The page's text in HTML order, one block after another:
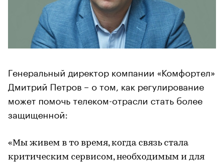
Генеральный директор компании «Комфортел»
Дмитрий Петров – о том, как регулирование
может помочь телеком-отрасли стать более
защищенной:
«Мы живем в то время, когда связь стала
критическим сервисом, необходимым и для